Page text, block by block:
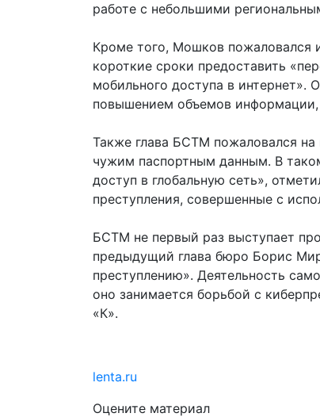
работе с небольшими
Кроме того, Мошков пожаловался
короткие сроки предоставить
мобильного доступа в интернет».
повышением объемов
Также глава БСТМ пожаловался
чужим паспортным данным. В
доступ в глобальную сеть»,
преступления, совершенные с
БСТМ не первый раз выступает
предыдущий глава бюро Борис
преступлению». Деятельность
оно занимается борьбой с
«К».
lenta.ru
Оцените материал